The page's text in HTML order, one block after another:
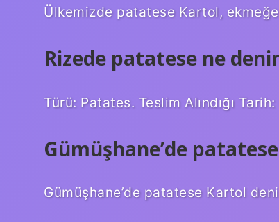
Ülkemizde patatese Kartol,
Rizede patatese ne
Türü: Patates. Teslim Alındığı
Gümüşhane’de
Gümüşhane’de patatese Kartol